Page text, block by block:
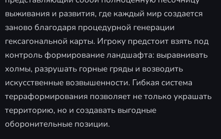
выживания и развития, где каждый мир создается
заново благодаря процедурной генерации
гексагональной карты. Игроку предстоит взять под
контроль формирование ландшафта: выравнивать
холмы, разрушать горные гряды и возводить
искусственные возвышенности. Гибкая система
терраформирования позволяет не только украшать
территорию, но и создавать выгодные
оборонительные позиции.